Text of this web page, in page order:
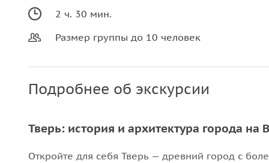
2 ч. 30 мин.
Размер группы до 10 человек
Подробнее об экскурсии
Тверь: история и архитектура города на
Откройте для себя Тверь — древний город с